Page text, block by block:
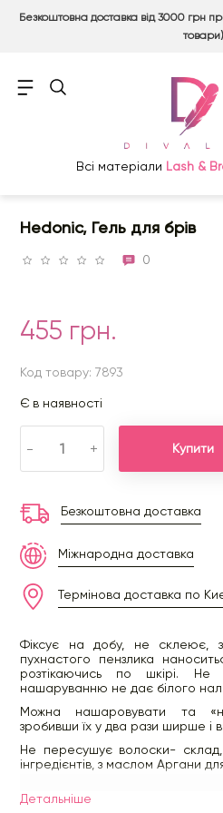
Безкоштовна доставка від 3000 грн
товари)
Всі матеріали Lash &
Hedonic, Гель для брів
0
455 грн.
Код товару: 7893
Є в наявності
- + Купити
Безкоштовна доставка
Міжнародна доставка
Термінова доставка по
Фіксує на добу, не склеює,
пухнастого пензлика
розтікаючись по шкірі. Не
нашаруванню не дає білого
Можна нашаровувати та
зробивши їх у два рази ширше і
Не пересушує волоски- склад,
інгредієнтів, з маслом Аргани
виявилася дуже зручною, гелю
Детальнiше